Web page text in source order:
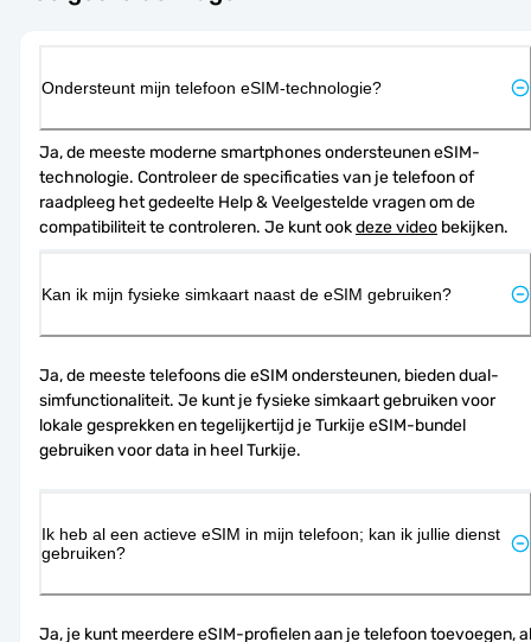
Ondersteunt mijn telefoon eSIM-technologie?
Ja, de meeste moderne smartphones ondersteunen eSIM-
technologie. Controleer de specificaties van je telefoon of
raadpleeg het gedeelte Help & Veelgestelde vragen om de
compatibiliteit te controleren. Je kunt ook deze video bekijken.
Kan ik mijn fysieke simkaart naast de eSIM gebruiken?
Ja, de meeste telefoons die eSIM ondersteunen, bieden dual-
simfunctionaliteit. Je kunt je fysieke simkaart gebruiken voor
lokale gesprekken en tegelijkertijd je Turkije eSIM-bundel
gebruiken voor data in heel Turkije.
Ik heb al een actieve eSIM in mijn telefoon; kan ik jullie dienst
gebruiken?
Ja, je kunt meerdere eSIM-profielen aan je telefoon toevoegen, al